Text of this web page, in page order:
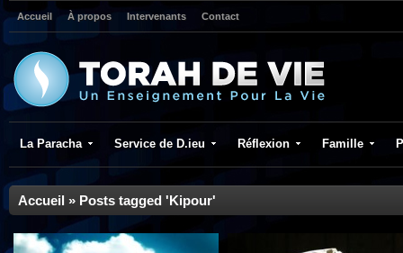
Accueil À propos Intervenants Contact
La Paracha Service de D.ieu Réflexion Famille
Accueil » Posts tagged 'Kipour'